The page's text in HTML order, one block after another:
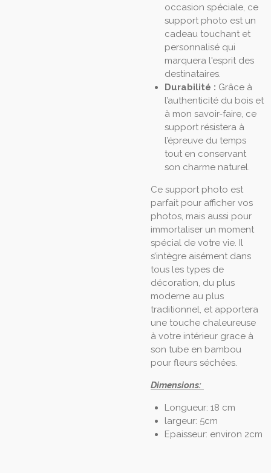
occasion spéciale, ce
support photo est un
cadeau touchant et
personnalisé qui
marquera l'esprit des
destinataires.
Durabilité : Grâce à
l’authenticité du bois et
à mon savoir-faire, ce
support résistera à
l’épreuve du temps
tout en conservant
son charme naturel.
Ce support photo est
parfait pour afficher vos
photos, mais aussi pour
immortaliser un moment
spécial de votre vie. Il
s’intègre aisément dans
tous les types de
décoration, du plus
moderne au plus
traditionnel, et apportera
une touche chaleureuse
à votre intérieur grace à
son tube en bambou
pour fleurs séchées.
Dimensions:
Longueur: 18 cm
largeur: 5cm
Epaisseur: environ 2cm